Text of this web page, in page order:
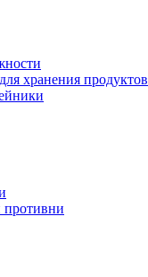
хранения продуктов
противни